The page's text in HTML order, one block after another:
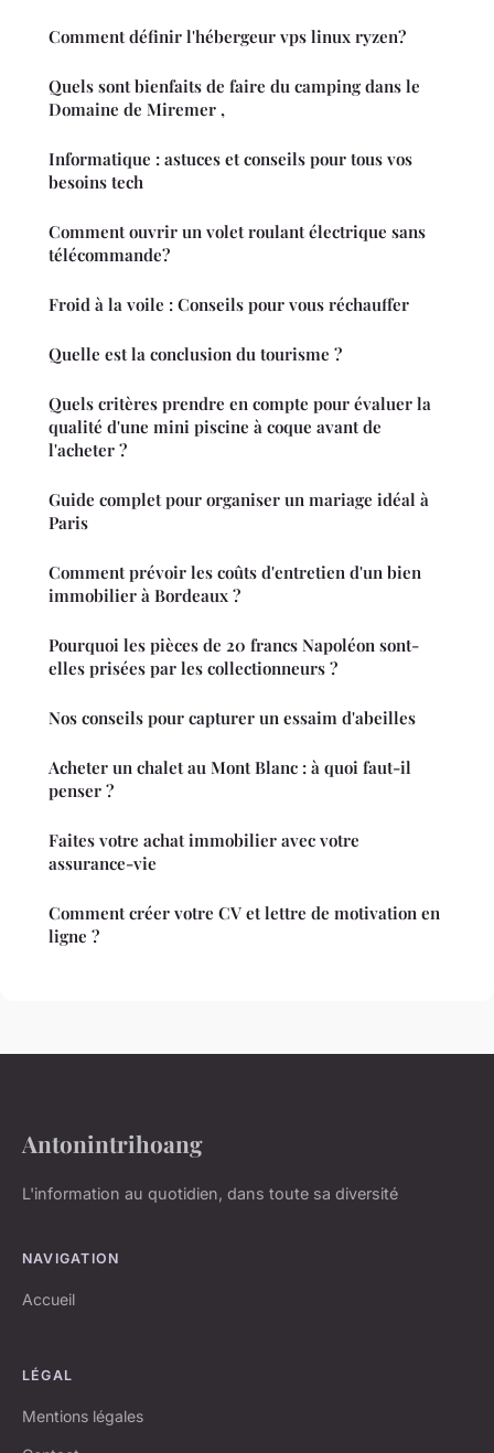
Comment définir l'hébergeur vps linux ryzen?
Quels sont bienfaits de faire du camping dans le
Domaine de Miremer ,
Informatique : astuces et conseils pour tous vos
besoins tech
Comment ouvrir un volet roulant électrique sans
télécommande?
Froid à la voile : Conseils pour vous réchauffer
Quelle est la conclusion du tourisme ?
Quels critères prendre en compte pour évaluer la
qualité d'une mini piscine à coque avant de
l'acheter ?
Guide complet pour organiser un mariage idéal à
Paris
Comment prévoir les coûts d'entretien d'un bien
immobilier à Bordeaux ?
Pourquoi les pièces de 20 francs Napoléon sont-
elles prisées par les collectionneurs ?
Nos conseils pour capturer un essaim d'abeilles
Acheter un chalet au Mont Blanc : à quoi faut-il
penser ?
Faites votre achat immobilier avec votre
assurance-vie
Comment créer votre CV et lettre de motivation en
ligne ?
Antonintrihoang
L'information au quotidien, dans toute sa diversité
NAVIGATION
Accueil
LÉGAL
Mentions légales